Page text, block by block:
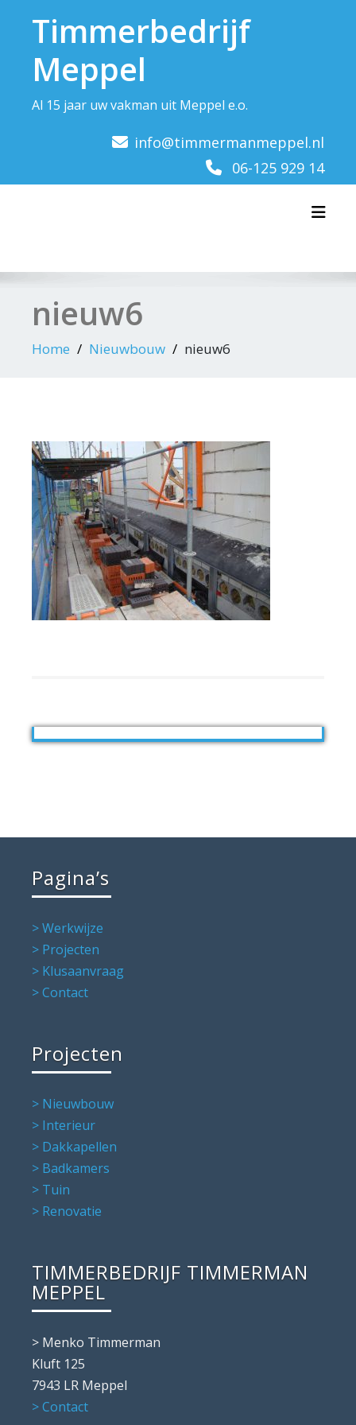
inhoudTimmerbedrijf
Meppel
Al 15 jaar uw vakman uit Meppel e.o.
info@timmermanmeppel.nl
06-125 929 14
nieuw6
Home Nieuwbouw nieuw6
Pagina’s
> Werkwijze
> Projecten
> Klusaanvraag
> Contact
Projecten
> Nieuwbouw
> Interieur
> Dakkapellen
> Badkamers
> Tuin
> Renovatie
TIMMERBEDRIJF TIMMERMAN
MEPPEL
> Menko Timmerman
Kluft 125
7943 LR Meppel
> Contact